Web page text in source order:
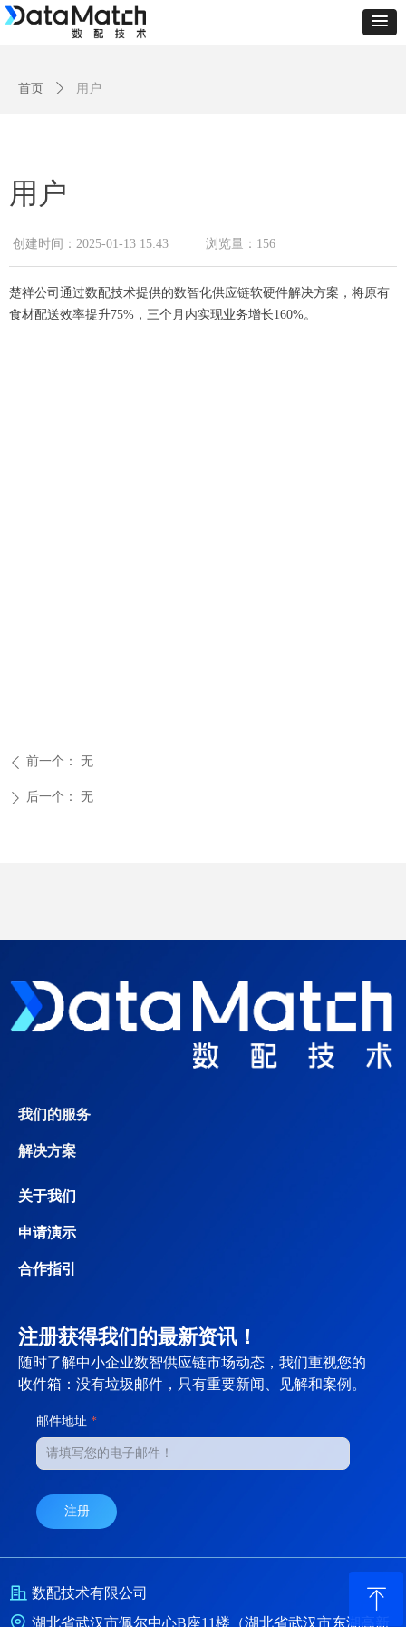
用户
楚祥公司通过数配技术提供的数智化供应链软硬件解决方案，将原有
食材配送效率提升75%，三个月内实现业务增长160%。
创建时间： 2025-01-13 15:43 浏览量： 156
ꄴ 前一个： 无
ꄲ 后一个： 无
首页 ꄲ 用户
我们的服务
解决方案
关于我们
申请演示
合作指引
数配技术有限公司
湖北省武汉市佩尔中心B座11楼（湖北省武汉市东湖高新
注册获得我们的最新资讯！
随时了解中小企业数智供应链市场动态，我们重视您的
收件箱：没有垃圾邮件，只有重要新闻、见解和案例。
邮件地址 *
注册
ꁸ